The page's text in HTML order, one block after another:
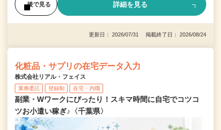
後で見る 詳細を見る
更新日： 2026/07/31 掲載終了日： 2026/08/24
化粧品・サプリの在宅データ入力
株式会社リアル・フェイス
業務委託 登録制 在宅・内職
副業・Wワークにぴったり！スキマ時間に自宅でコツコ
ツお小遣い稼ぎ♪〈千葉県〉